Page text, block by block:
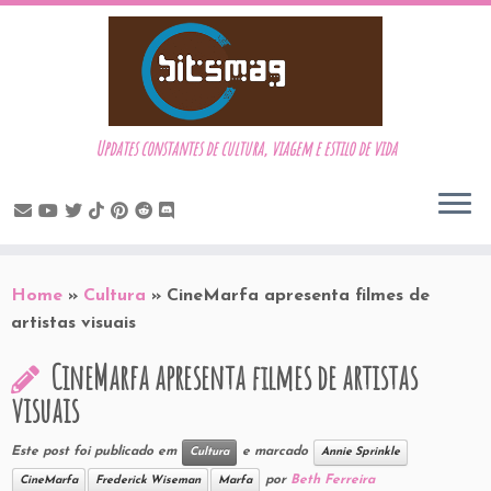
to
content
Updates constantes de cultura, viagem e estilo de vida
Home » Cultura » CineMarfa apresenta filmes de
artistas visuais
CineMarfa apresenta filmes de artistas
visuais
Este post foi publicado em Cultura e marcado Annie Sprinkle
CineMarfa Frederick Wiseman Marfa por Beth Ferreira